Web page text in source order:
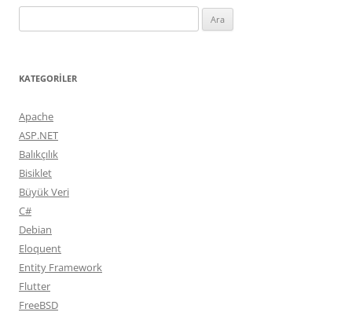
KATEGORILER
Apache
ASP.NET
Balıkçılık
Bisiklet
Büyük Veri
C#
Debian
Eloquent
Entity Framework
Flutter
FreeBSD